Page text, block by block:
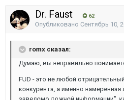
Dr. Faust 62
Опубликовано Сентябрь 10,
romx сказал:
Думаю, вы неправильно
FUD - это не любой
конкурента, а именно